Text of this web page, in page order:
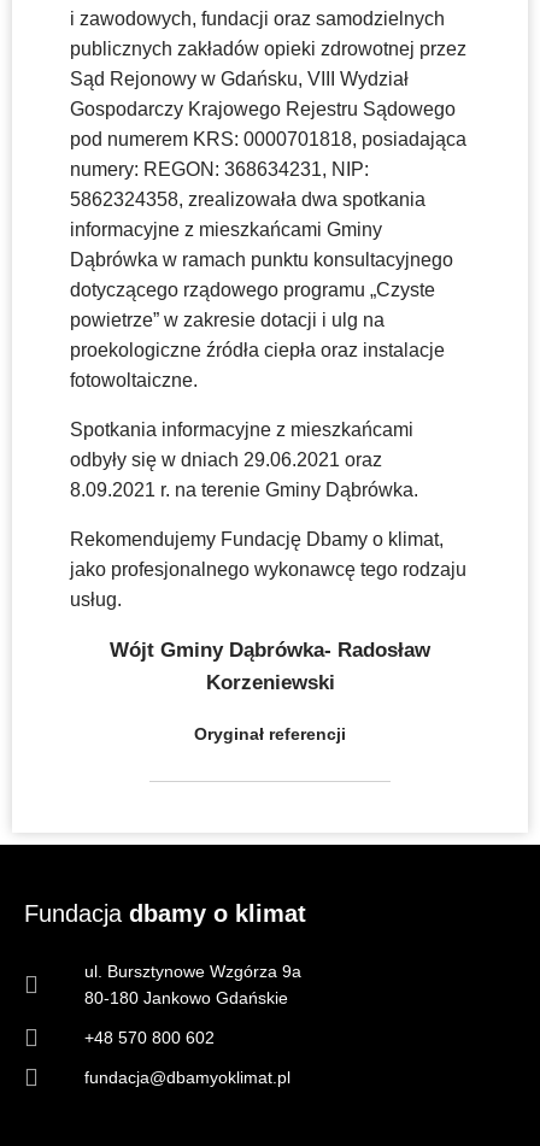
i zawodowych, fundacji oraz samodzielnych
publicznych zakładów opieki zdrowotnej przez
Sąd Rejonowy w Gdańsku, VIII Wydział
Gospodarczy Krajowego Rejestru Sądowego
pod numerem KRS: 0000701818, posiadająca
numery: REGON: 368634231, NIP:
5862324358, zrealizowała dwa spotkania
informacyjne z mieszkańcami Gminy
Dąbrówka w ramach punktu konsultacyjnego
dotyczącego rządowego programu „Czyste
powietrze” w zakresie dotacji i ulg na
proekologiczne źródła ciepła oraz instalacje
fotowoltaiczne.
Spotkania informacyjne z mieszkańcami
odbyły się w dniach 29.06.2021 oraz
8.09.2021 r. na terenie Gminy Dąbrówka.
Rekomendujemy Fundację Dbamy o klimat,
jako profesjonalnego wykonawcę tego rodzaju
usług.
Wójt Gminy Dąbrówka- Radosław
Korzeniewski
Oryginał referencji
Fundacja dbamy o klimat
ul. Bursztynowe Wzgórza 9a
80-180 Jankowo Gdańskie
+48 570 800 602
fundacja@dbamyoklimat.pl